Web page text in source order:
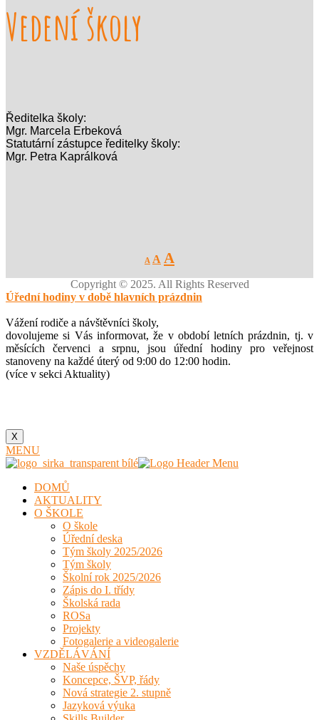
Vedení školy
Ředitelka školy:
Mgr. Marcela Erbeková
Statutární zástupce ředitelky školy:
Mgr. Petra Kaprálková
A
Decrease
font
A Reset
font
size.
A
font
size.
Copyright © 2025. All Rights Reserved
Úřední hodiny v době hlavních prázdnin
Vážení rodiče a návštěvníci školy,
dovolujeme si Vás informovat, že v období letních prázdnin, tj. v
měsících červenci a srpnu, jsou úřední hodiny pro veřejnost
stanoveny na každé úterý od 9:00 do 12:00 hodin.
(více v sekci Aktuality)
X
MENU
DOMŮ
AKTUALITY
O ŠKOLE
O škole
Úřední deska
Tým školy 2025/2026
Tým školy
Školní rok 2025/2026
Zápis do I. třídy
Školská rada
ROSa
Projekty
Fotogalerie a videogalerie
VZDĚLÁVÁNÍ
Naše úspěchy
Koncepce, ŠVP, řády
Nová strategie 2. stupně
Jazyková výuka